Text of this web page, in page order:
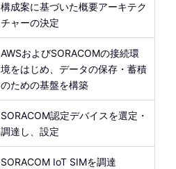
構成案に基づいた概要アーキテク
チャーの決定
AWSおよびSORACOMの接続環
境をはじめ、データの保存・蓄積
のための基盤を構築
SORACOM認定デバイスを選定・
調達し、設定
SORACOM IoT SIMを調達